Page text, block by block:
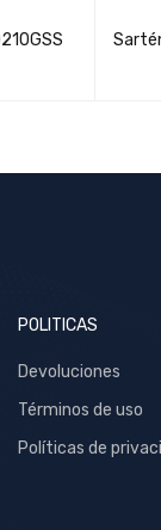
POLITICAS
Devoluciones
Términos de uso
Políticas de